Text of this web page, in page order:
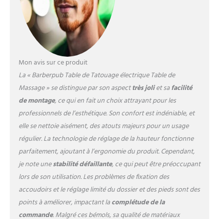
stables --- Grâce à son cadre
en acier de haute qualité,
cette chaise de massage est
très stable, robuste et
180 kg. Grand confort --- Le
rembourrage épais en
mousse haute densité offre
un grand confort de
couchage et vous aide à
vous détendre. Les
accoudoirs extensibles, le
coussin de tête amovible et
le trou pour le visage (env. Ø
14 cm) rendent la table de
thérapie confortable sur le
ventre. Similicuir de haute
qualité -- Grâce à son
revêtement en similicuir de
Mon avis sur ce produit
La « Barberpub Table de Tatouage électrique Table de
Massage » se distingue par son aspecttrès joliet safacilité
de montage, ce qui en fait un choix attrayant pour les
professionnels de l’esthétique. Son confort est indéniable, et
elle se nettoie aisément, des atouts majeurs pour un usage
régulier. La technologie de réglage de la hauteur fonctionne
parfaitement, ajoutant à l’ergonomie du produit. Cependant,
je note unestabilité défaillante, ce qui peut être préoccupant
lors de son utilisation. Les problèmes de fixation des
accoudoirs et le réglage limité du dossier et des pieds sont des
points à améliorer, impactant lacomplétude de la
commande. Malgré ces bémols, sa qualité de matériaux